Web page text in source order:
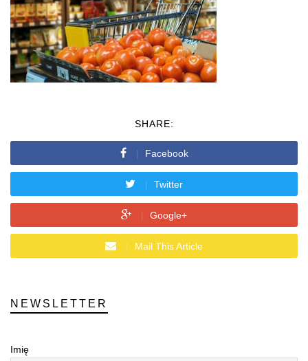
SHARE:
Facebook
Twitter
Google+
Mail This Article
NEWSLETTER
Imię